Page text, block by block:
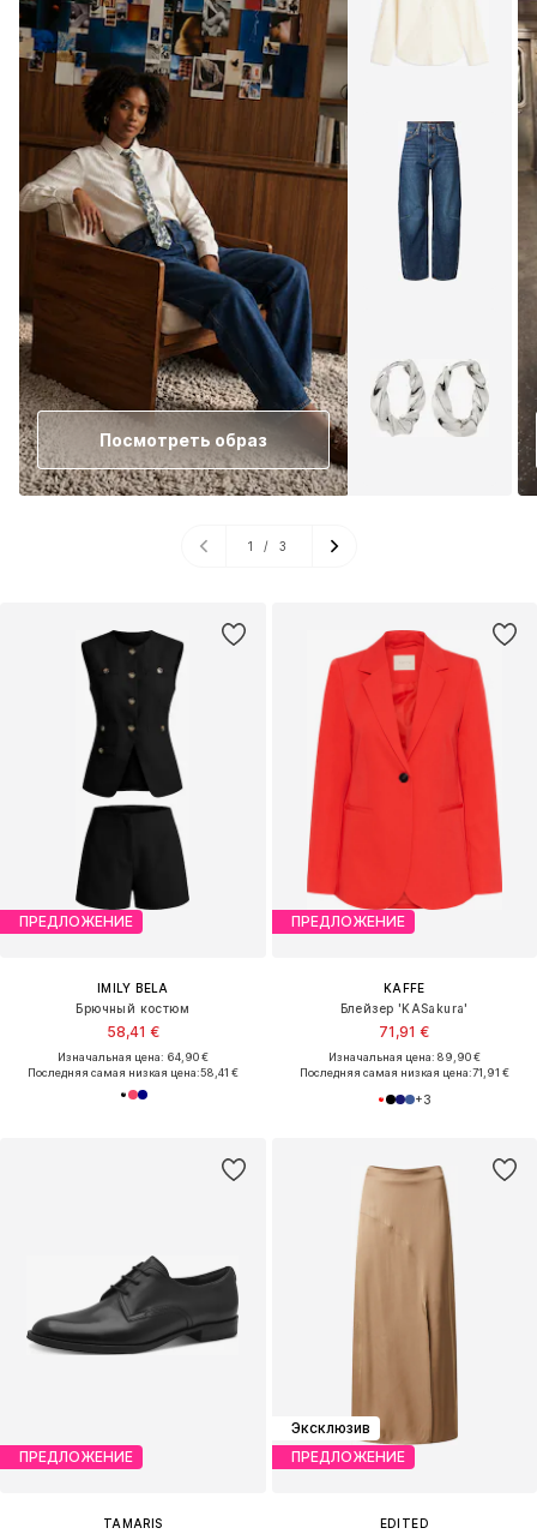
Посмотреть образ
1 / 3
ПРЕДЛОЖЕНИЕ
IMILY BELA
Брючный костюм
58,41 €
Изначальная цена: 64,90 €
Последняя самая низкая цена:58,41 €
ПРЕДЛОЖЕНИЕ
KAFFE
Блейзер 'KASakura'
71,91 €
Изначальная цена: 89,90 €
Последняя самая низкая цена:71,91 €
+3
ПРЕДЛОЖЕНИЕ
TAMARIS
Эксклюзив
ПРЕДЛОЖЕНИЕ
EDITED